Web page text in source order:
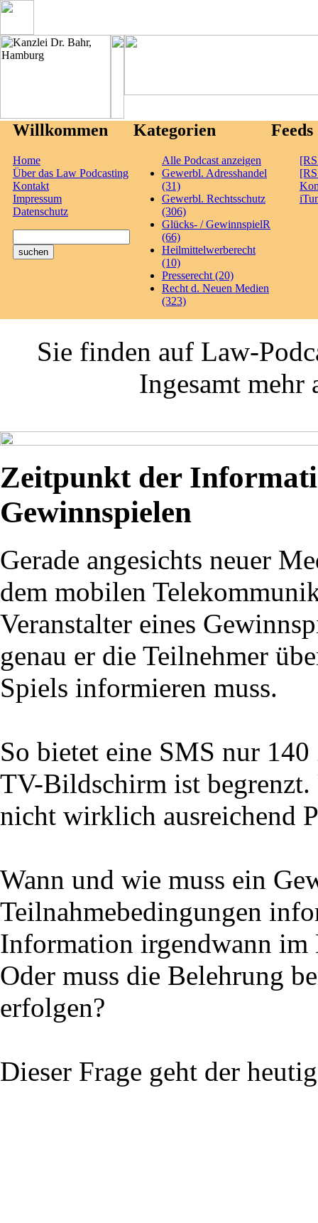
Willkommen
Home
Über das Law Podcasting
Kontakt
Impressum
Datenschutz
Kategorien
Alle Podcast anzeigen
Gewerbl. Adresshandel
(31)
Gewerbl. Rechtsschutz
(306)
Glücks- / GewinnspielR
(66)
Heilmittelwerberecht
(10)
Presserecht (20)
Recht d. Neuen Medien
(323)
Feeds
Sie finden auf Law-
Ingesamt mehr
Zeitpunkt der
Gewinnspielen
Gerade angesichts neuer
dem mobilen
Veranstalter eines
genau er die Teilnehmer
Spiels informieren muss.
So bietet eine SMS nur
TV-Bildschirm ist begrenzt.
nicht wirklich ausreichend
Wann und wie muss ein
Teilnahmebedingungen
Information irgendwann im
Oder muss die Belehrung
erfolgen?
Dieser Frage geht der